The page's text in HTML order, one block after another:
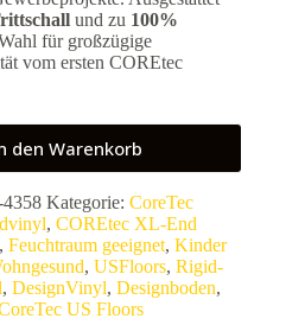
und zu 100%
für großzügige
vom ersten COREtec
den Warenkorb
Kategorie: CoreTec
, COREtec XL-End
, Feuchtraum geeignet, Kinder
, USFloors, Rigid-
, DesignVinyl, Designboden,
US Floors